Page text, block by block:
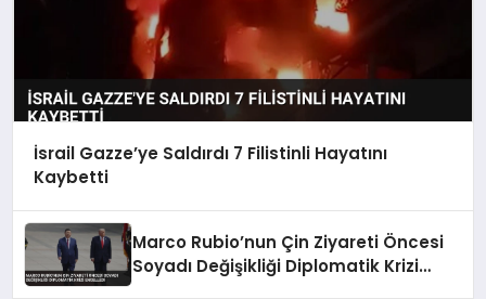
İsrail Gazze’ye Saldırdı 7 Filistinli Hayatını
Kaybetti
Marco Rubio’nun Çin Ziyareti Öncesi
Soyadı Değişikliği Diplomatik Krizi